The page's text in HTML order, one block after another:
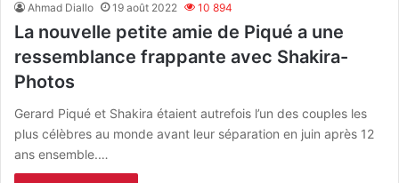
Ahmad Diallo 19 août 2022 10 894
La nouvelle petite amie de Piqué a une
ressemblance frappante avec Shakira-
Photos
Gerard Piqué et Shakira étaient autrefois l’un des couples les
plus célèbres au monde avant leur séparation en juin après 12
ans ensemble.…